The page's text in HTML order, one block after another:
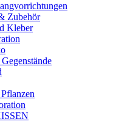
Zubehör
Kleber